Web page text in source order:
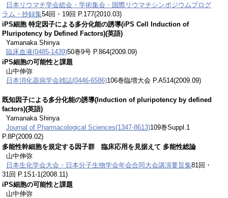
日本リウマチ学会総会・学術集会・国際リウマチシンポジウムプログ
ラム・抄録集54回・19回 P.177(2010.03)
iPS細胞 特定因子による多分化能の誘導(iPS Cell Induction of
Pluripotency by Defined Factors)(英語)
Yamanaka Shinya
臨床血液(0485-1439)50巻9号 P.864(2009.09)
iPS細胞の可能性と課題
山中伸弥
日本消化器病学会雑誌(0446-6586)106巻臨増大会 P.A514(2009.09)
既知因子による多分化能の誘導(Induction of pluripotency by defined
factors)(英語)
Yamanaka Shinya
Journal of Pharmacological Sciences(1347-8613)109巻Suppl.1
P.8P(2009.02)
多能性幹細胞を規定する因子群 臨床応用を見据えて 多能性総論
山中伸弥
日本生化学会大会・日本分子生物学会年会合同大会講演要旨集81回・
31回 P.1S1-1(2008.11)
iPS細胞の可能性と課題
山中伸弥